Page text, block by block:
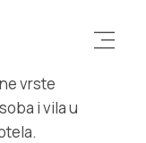
vrste
i vila u